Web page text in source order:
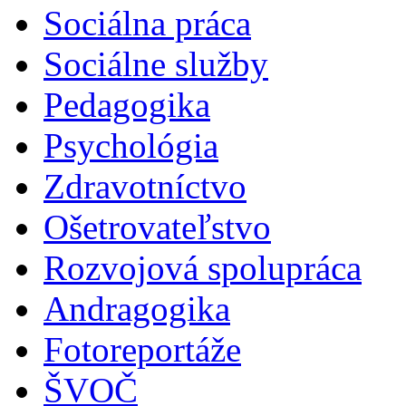
Sociálna práca
Sociálne služby
Pedagogika
Psychológia
Zdravotníctvo
Ošetrovateľstvo
Rozvojová spolupráca
Andragogika
Fotoreportáže
ŠVOČ